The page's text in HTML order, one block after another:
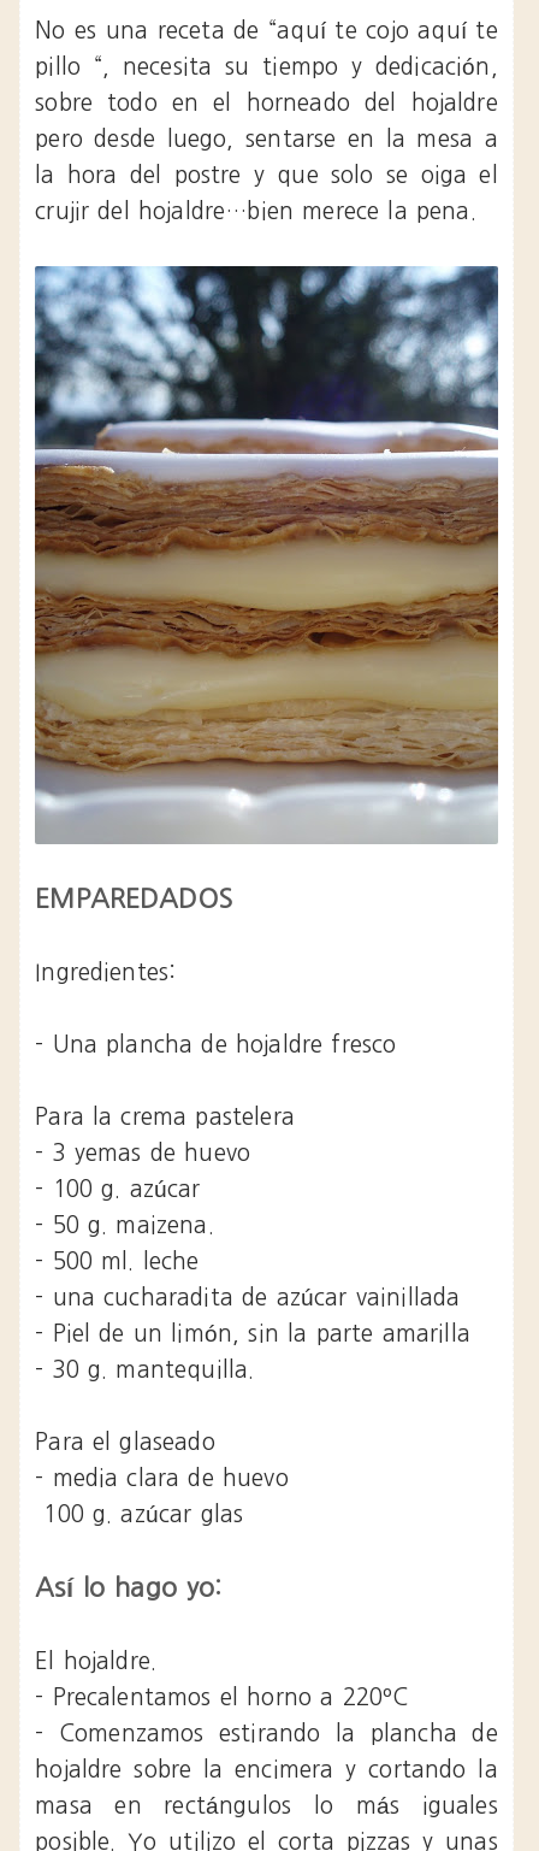
No es una receta de “aquí te cojo aquí te
pillo “, necesita su tiempo y dedicación,
sobre todo en el horneado del hojaldre
pero desde luego, sentarse en la mesa a
la hora del postre y que solo se oiga el
crujir del hojaldre…bien merece la pena.
EMPAREDADOS
Ingredientes:
- Una plancha de hojaldre fresco
Para la crema pastelera
- 3 yemas de huevo
- 100 g. azúcar
- 50 g. maizena.
- 500 ml. leche
- una cucharadita de azúcar vainillada
- Piel de un limón, sin la parte amarilla
- 30 g. mantequilla.
Para el glaseado
- media clara de huevo
100 g. azúcar glas
Así lo hago yo:
El hojaldre.
- Precalentamos el horno a 220ºC
- Comenzamos estirando la plancha de
hojaldre sobre la encimera y cortando la
masa en rectángulos lo más iguales
posible. Yo utilizo el corta pizzas y unas